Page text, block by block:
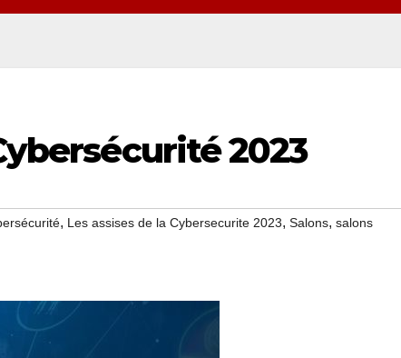
2023
, Les assises de la Cybersecurite 2023, Salons, salons